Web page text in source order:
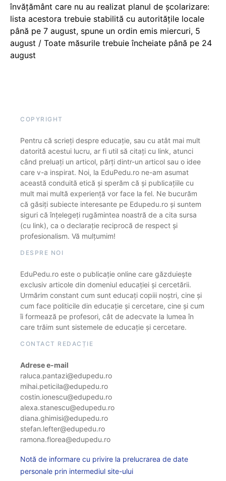
învățământ care nu au realizat planul de școlarizare:
lista acestora trebuie stabilită cu autoritățile locale
până pe 7 august, spune un ordin emis miercuri, 5
august / Toate măsurile trebuie încheiate până pe 24
august
COPYRIGHT
Pentru că scrieți despre educație, sau cu atât mai mult
datorită acestui lucru, ar fi util să citați cu link, atunci
când preluați un articol, părți dintr-un articol sau o idee
care v-a inspirat. Noi, la EduPedu.ro ne-am asumat
această conduită etică și sperăm că și publicațiile cu
mult mai multă experiență vor face la fel. Ne bucurăm
că găsiți subiecte interesante pe Edupedu.ro și suntem
siguri că înțelegeți rugămintea noastră de a cita sursa
(cu link), ca o declarație reciprocă de respect și
profesionalism. Vă mulțumim!
DESPRE NOI
EduPedu.ro este o publicație online care găzduiește
exclusiv articole din domeniul educației și cercetării.
Urmărim constant cum sunt educați copiii noștri, cine și
cum face politicile din educație și cercetare, cine și cum
îi formează pe profesori, cât de adecvate la lumea în
care trăim sunt sistemele de educație și cercetare.
CONTACT REDACȚIE
Adrese e-mail
raluca.pantazi@edupedu.ro
mihai.peticila@edupedu.ro
costin.ionescu@edupedu.ro
alexa.stanescu@edupedu.ro
diana.ghimisi@edupedu.ro
stefan.lefter@edupedu.ro
ramona.florea@edupedu.ro
Notă de informare cu privire la prelucrarea de date
personale prin intermediul site-ului